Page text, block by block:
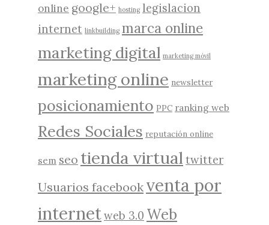
online google+ hosting legislacion
internet linkbuilding marca online
marketing digital marketing móvil
marketing online newsletter
posicionamiento PPC ranking web
Redes Sociales reputación online
sem seo tienda virtual twitter
Usuarios facebook venta por
internetweb 3.0 Web